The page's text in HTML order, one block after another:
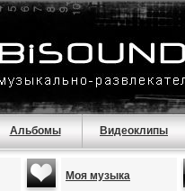
Альбомы Видеоклипы
Моя музыка